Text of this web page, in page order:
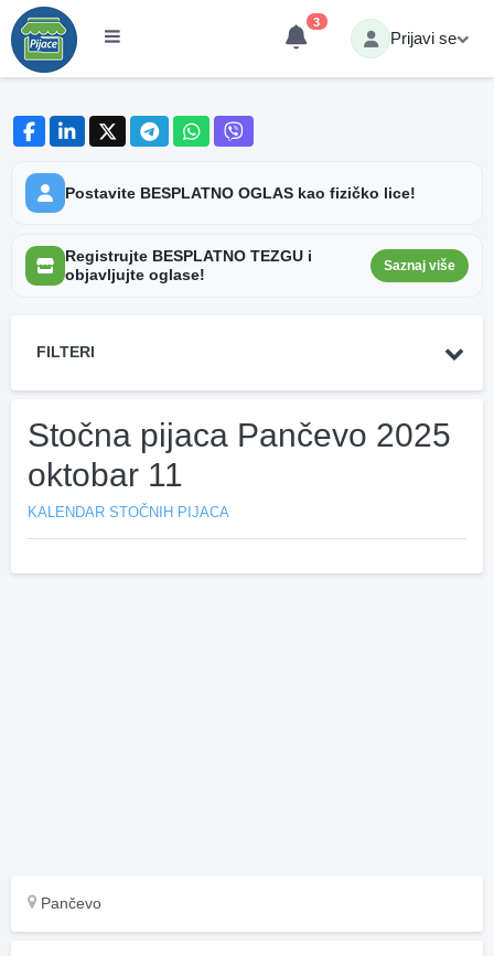
3
Prijavi se
Postavite BESPLATNO OGLAS kao fizičko lice!
Registrujte BESPLATNO TEZGU i
objavljujte oglase!
Saznaj više
FILTERI
Stočna pijaca Pančevo 2025
oktobar 11
KALENDAR STOČNIH PIJACA
Pančevo